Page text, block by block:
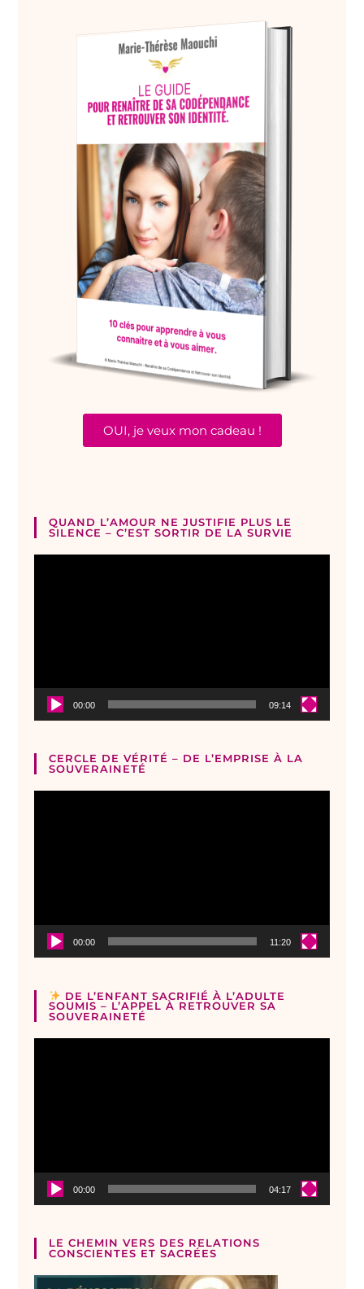
OUI, je veux mon cadeau !
QUAND L’AMOUR NE JUSTIFIE PLUS LE
SILENCE – C’EST SORTIR DE LA SURVIE
00:00 09:14
CERCLE DE VÉRITÉ – DE L’EMPRISE À LA
SOUVERAINETÉ
00:00 11:20
DE L’ENFANT SACRIFIÉ À L’ADULTE
SOUMIS – L’APPEL À RETROUVER SA
SOUVERAINETÉ
00:00 04:17
LE CHEMIN VERS DES RELATIONS
CONSCIENTES ET SACRÉES